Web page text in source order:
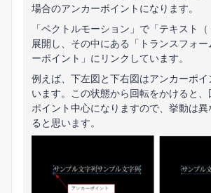
場合のアンカーポイントになります。
「ベクトルモーション」で「テキスト
展開し、その中にある「トランスフォー
ーポイント」にリンクしています。
例えば、下左図と下右図はアンカーポ
います。この状態から回転をかけると
ポイント中心になりますので、挙動は
ると思います。